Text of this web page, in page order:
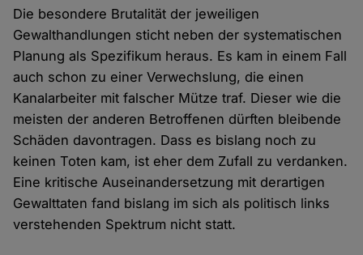
Die besondere Brutalität der jeweiligen
Gewalthandlungen sticht neben der systematischen
Planung als Spezifikum heraus. Es kam in einem Fall
auch schon zu einer Verwechslung, die einen
Kanalarbeiter mit falscher Mütze traf. Dieser wie die
meisten der anderen Betroffenen dürften bleibende
Schäden davontragen. Dass es bislang noch zu
keinen Toten kam, ist eher dem Zufall zu verdanken.
Eine kritische Auseinandersetzung mit derartigen
Gewalttaten fand bislang im sich als politisch links
verstehenden Spektrum nicht statt.